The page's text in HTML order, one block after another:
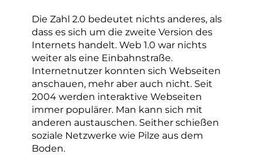
Die Zahl 2.0 bedeutet nichts anderes, als
dass es sich um die zweite Version des
Internets handelt. Web 1.0 war nichts
weiter als eine Einbahnstraße.
Internetnutzer konnten sich Webseiten
anschauen, mehr aber auch nicht. Seit
2004 werden interaktive Webseiten
immer populärer. Man kann sich mit
anderen austauschen. Seither schießen
soziale Netzwerke wie Pilze aus dem
Boden.